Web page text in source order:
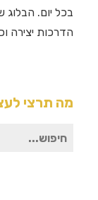
בכל יום. הבלוג
הדרכות יצירה
מה תרצי
חיפוש